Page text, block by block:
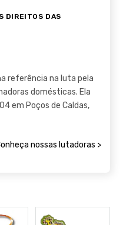
DIREITOS DAS
referência na luta pela
domésticas. Ela
em Poços de Caldas,
nossas lutadoras >